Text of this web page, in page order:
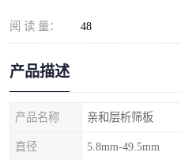
阅 读 量： 48
产品描述
产品名称 亲和层析筛板
直径 5.8mm-49.5mm